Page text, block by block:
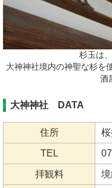
杉玉は
大神神社境内の神聖な杉を
酒
大神神社 DATA
住所
TEL
拝観料